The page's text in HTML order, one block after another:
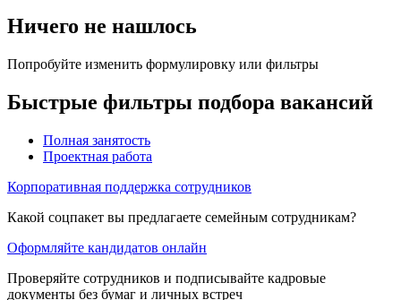
Ничего не нашлось
Попробуйте изменить формулировку или фильтры
Быстрые фильтры подбора вакансий
Полная занятость
Проектная работа
Корпоративная поддержка сотрудников
Какой соцпакет вы предлагаете семейным сотрудникам?
Оформляйте кандидатов онлайн
Проверяйте сотрудников и подписывайте кадровые
документы без бумаг и личных встреч